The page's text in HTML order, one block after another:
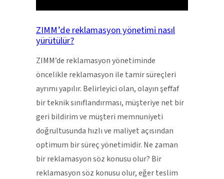
ZIMM’de reklamasyon yönetimi nasıl
yürütülür?
ZIMM’de reklamasyon yönetiminde
öncelikle reklamasyon ile tamir süreçleri
ayrımı yapılır. Belirleyici olan, olayın şeffaf
bir teknik sınıflandırması, müşteriye net bir
geri bildirim ve müşteri memnuniyeti
doğrultusunda hızlı ve maliyet açısından
optimum bir süreç yönetimidir. Ne zaman
bir reklamasyon söz konusu olur? Bir
reklamasyon söz konusu olur, eğer teslim